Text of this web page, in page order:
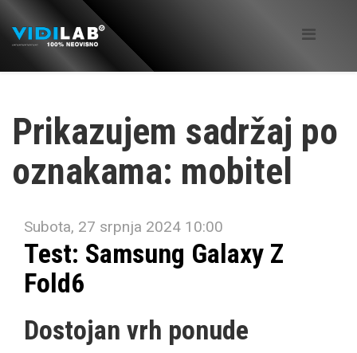
Prikazujem sadržaj po
oznakama: mobitel
Subota, 27 srpnja 2024 10:00
Test: Samsung Galaxy Z
Fold6
Dostojan vrh ponude